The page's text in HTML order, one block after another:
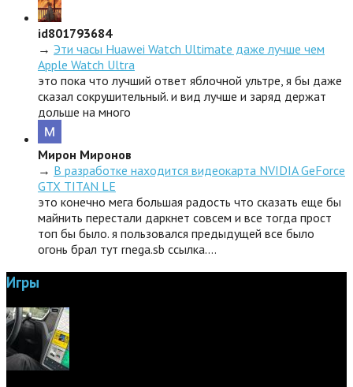
id801793684
→ Эти часы Huawei Watch Ultimate даже лучше чем
Apple Watch Ultra
это пока что лучший ответ яблочной ультре, я бы даже
сказал сокрушительный. и вид лучше и заряд держат
дольше на много
Мирон Миронов
→ В разработке находится видеокарта NVIDIA GeForce
GTX TITAN LE
это конечно мега большая радость что сказать еще бы
майнить перестали даркнет совсем и все тогда прост
топ бы было. я пользовался предыдущей все было
огонь брал тут rnega.sb ссылка.…
Игры